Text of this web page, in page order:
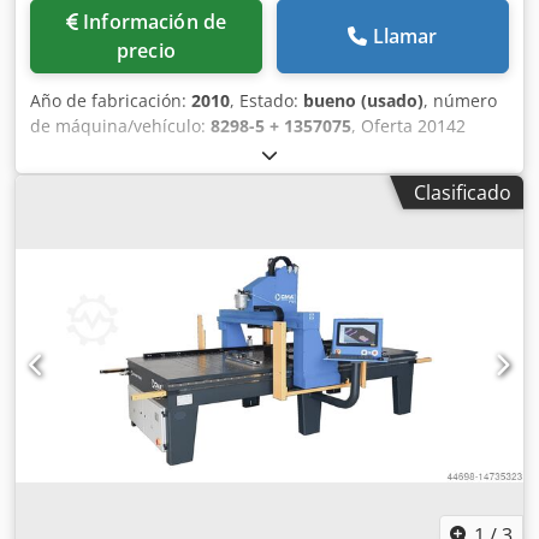
Información de
precio
Llamar
Año de fabricación: 2010, Estado: bueno (usado), número
de máquina/vehículo: 8298-5 + 1357075, Oferta 20142
Datos técnicos: - Capacidad de roscado hasta aprox. M 16 -
Profundidad de roscado aprox. 75 mm - Avance de broca
hacia abajo + hacia arriba sin escalonamiento -
hasta 290 rpm Csdpfopahn Hex Aiysha - Conexión
neumática con reductor de presión 6 bar - Interruptor
neumático de pedal - Accionamiento 400 V / 0,75 kW -
Espacio necesario aprox. An 700 x Al 2250 x P 800 mm -
Peso aprox. 150 kg
Clasificado